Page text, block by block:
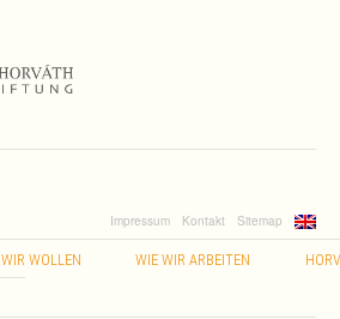
Impressum Kontakt Sitemap
WIR WOLLEN WIE WIR ARBEITEN